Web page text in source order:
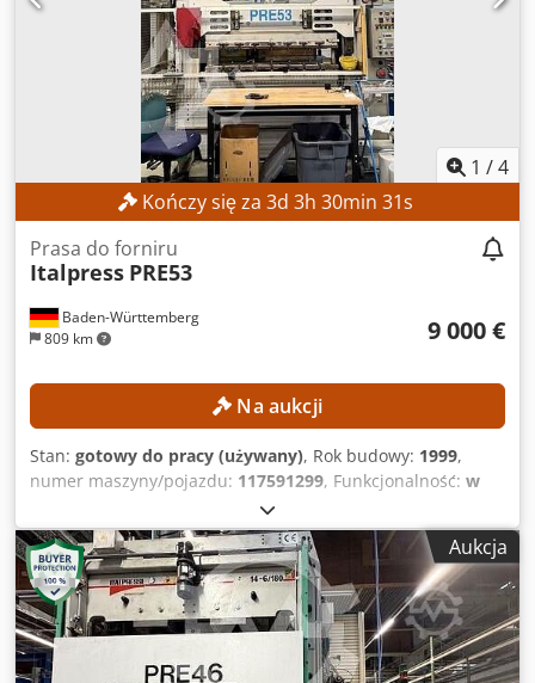
1 /4
Kończy się za 3d 3h 30min 28s
Baden-Württemberg
809 km
Prasa do forniru
Italpress PRE53
9 000 €
Na aukcji
Stan: gotowy do pracy (używany), Rok budowy: 1999,
numer maszyny/pojazdu: 117591299, Funkcjonalność: w
, Brak minimalnej ceny – gwarantowana
sprzedaż w oparciu o najwyższą ofertę! Dkodpjznmdvsfx
Acher DANE TECHNICZNE DANE DOTYCZĄCE MASZYNY
Masa: 17 600 kg Długość bez osprzętu: 2,55 m Długość z
osprzętem: 3,70 m Szerokość bez osprzętu: 0,9 m
Szerokość z osprzętem: 1,25 m Wysokość bez osprzętu:
4,15 m Wysokość z osprzętem: 4,30 m Napięcie zasilania:
Aukcja